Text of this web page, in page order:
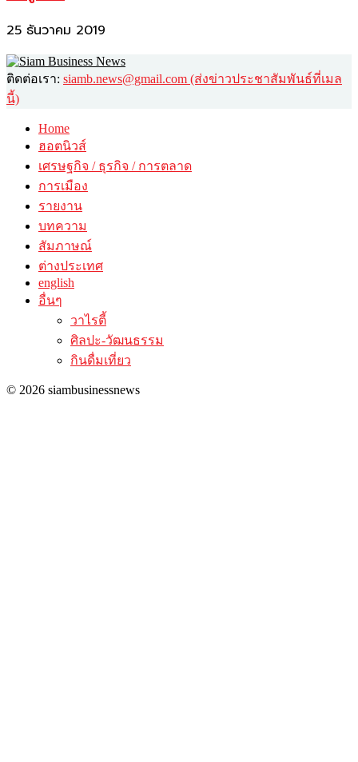
25 ธันวาคม 2019
ติดต่อเรา: siamb.news@gmail.com (ส่งข่าวประชาสัมพันธ์ที่เมล
นี้)
Home
ฮอตนิวส์
เศรษฐกิจ / ธุรกิจ / การตลาด
การเมือง
รายงาน
บทความ
สัมภาษณ์
ต่างประเทศ
english
อื่นๆ
วาไรตี้
ศิลปะ-วัฒนธรรม
กินดื่มเที่ยว
© 2026 siambusinessnews